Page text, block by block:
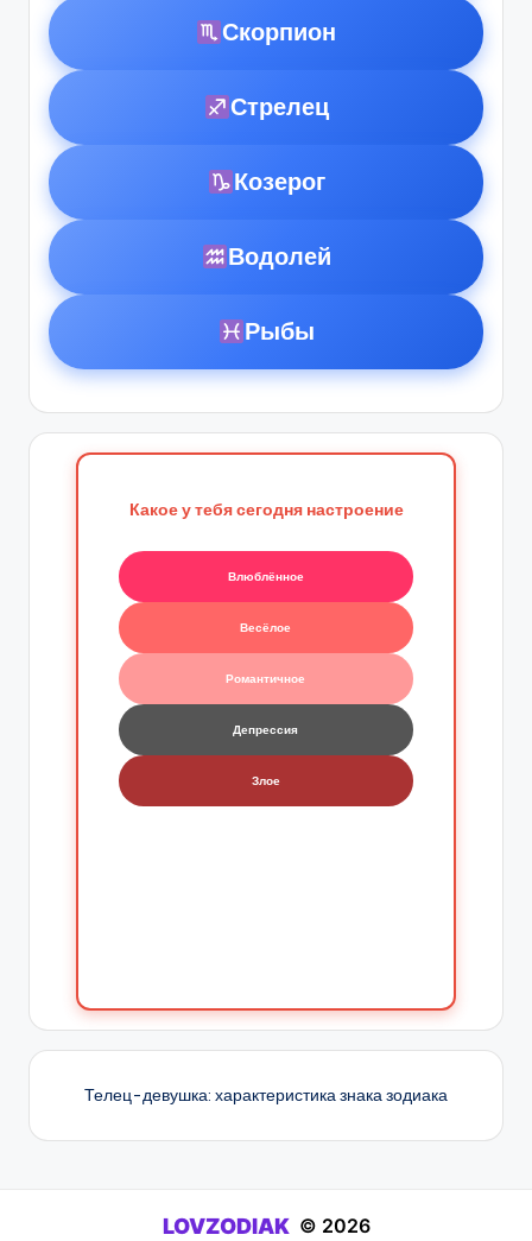
Скорпион
Стрелец
Козерог
Водолей
Рыбы
Какое у тебя сегодня настроение
Влюблённое
Весёлое
Романтичное
Депрессия
Злое
Телец-девушка: характеристика знака зодиака
LOVZODIAK © 2026